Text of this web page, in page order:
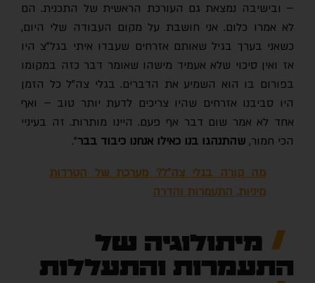
– ובישיבה נמצאת גם העורכת הראשית של התכנית. הם
לא אמרו כלום. אני חושבת על מקום העבודה שלי היום,
כשאני בערך בגיל שאותם אזרחים שעבדו איתי בגל"צ היו
אז ואין סיכוי שלא אעמיד מישהו שאומר דבר כזה במקומו
בפורום בו הוא השמיע את הדברים. בגלי צה"ל כל הזמן
היו סביבנו אזרחים שהיו צריכים לדעת יותר טוב – ואף
אחד לא אמר שום דבר אף פעם. היינו מותרות. זה בעיניי
הכי חמור,שהתנהגו בנו כאילו אנחנו כיבוד בבר ".
מה קורה בגלי צה"ל? מערכת של הטרדות
מיניות, התעמרות והדרה
מיתולוגיה של
התעמרות והתעללות